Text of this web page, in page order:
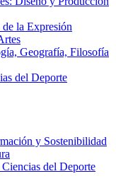
la Expresión
Geografía, Filosofía
del Deporte
y Sostenibilidad
del Deporte